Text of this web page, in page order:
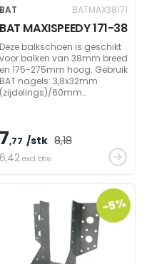
BAT
BATMAX38171
BAT MAXISPEEDY 171-38
Deze balkschoen is geschikt
voor balken van 38mm breed
en 175-275mm hoog. Gebruik
BAT nagels: 3,8x32mm
(zijdelings)/60mm
7,77 /stk 8,18
6,42 excl btw
-5%